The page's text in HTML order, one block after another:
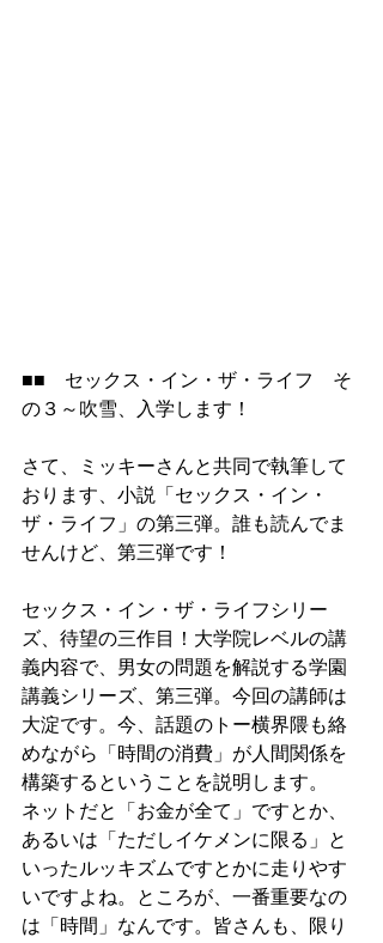
■■　セックス・イン・ザ・ライフ　そ
の３～吹雪、入学します！
さて、ミッキーさんと共同で執筆して
おります、小説「セックス・イン・
ザ・ライフ」の第三弾。誰も読んでま
せんけど、第三弾です！
セックス・イン・ザ・ライフシリー
ズ、待望の三作目！大学院レベルの講
義内容で、男女の問題を解説する学園
講義シリーズ、第三弾。今回の講師は
大淀です。今、話題のトー横界隈も絡
めながら「時間の消費」が人間関係を
構築するということを説明します。
ネットだと「お金が全て」ですとか、
あるいは「ただしイケメンに限る」と
いったルッキズムですとかに走りやす
いですよね。ところが、一番重要なの
は「時間」なんです。皆さんも、限り